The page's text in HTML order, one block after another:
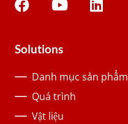
Solutions
Danh mục sản phẩm
Quá trình
Vật liệu